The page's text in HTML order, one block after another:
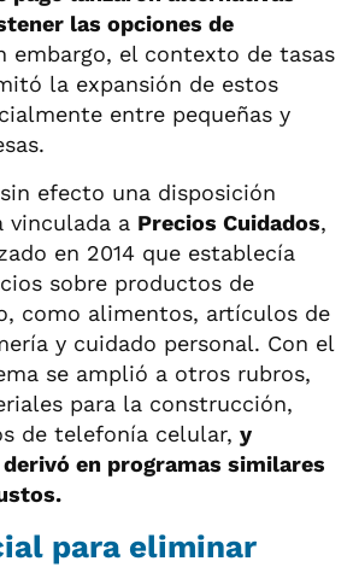
las opciones de
embargo, el contexto de tasas
la expansión de estos
entre pequeñas y
efecto una disposición
vinculada a Precios Cuidados,
en 2014 que establecía
sobre productos de
como alimentos, artículos de
y cuidado personal. Con el
se amplió a otros rubros,
para la construcción,
de telefonía celular, y
en programas similares
para eliminar